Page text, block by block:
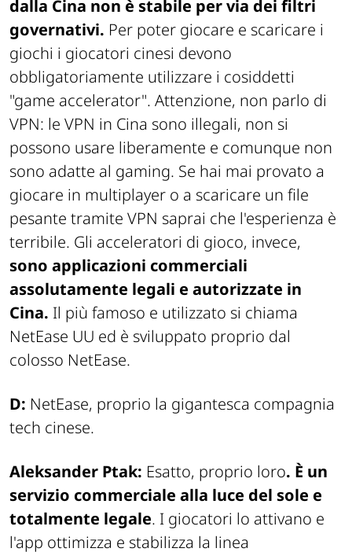
dalla Cina non è stabile per via dei filtri
governativi. Per poter giocare e scaricare i
giochi i giocatori cinesi devono
obbligatoriamente utilizzare i cosiddetti
"game accelerator". Attenzione, non parlo di
VPN: le VPN in Cina sono illegali, non si
possono usare liberamente e comunque non
sono adatte al gaming. Se hai mai provato a
giocare in multiplayer o a scaricare un file
pesante tramite VPN saprai che l'esperienza è
terribile. Gli acceleratori di gioco, invece,
sono applicazioni commerciali
assolutamente legali e autorizzate in
Cina. Il più famoso e utilizzato si chiama
NetEase UU ed è sviluppato proprio dal
colosso NetEase.
D: NetEase, proprio la gigantesca compagnia
tech cinese.
Aleksander Ptak: Esatto, proprio loro. È un
servizio commerciale alla luce del sole e
totalmente legale. I giocatori lo attivano e
l'app ottimizza e stabilizza la linea